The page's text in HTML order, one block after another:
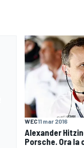
WEC11 mar 2016
Alexander
Porsche. Ora la